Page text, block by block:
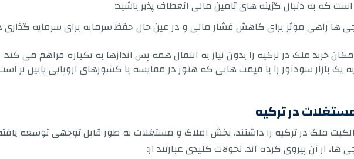
که به دنبال گزینه های تامین مالی انعطاف پذیر باشید:
ها راهی موثر برای کاهش فشار مالی و در عین حال حفظ سرمایه برای سرمایه
خرید ملک در ترکیه را بدون نیاز به انتقال همه پس اندازها به یکباره فراهم می کند.
یک بازار سودآور را با قیمت هایی که هنوز در مقایسه با کشورهای اروپایی پایین تر
در ترکیه
خارجی ها در سال 2012 اجازه مالکیت ملک در ترکیه را داشتند، بخش املاک و مستغلات به طور قابل توجهی
از آن پیروی کرده اند. تحولات کلیدی عبارتند از: